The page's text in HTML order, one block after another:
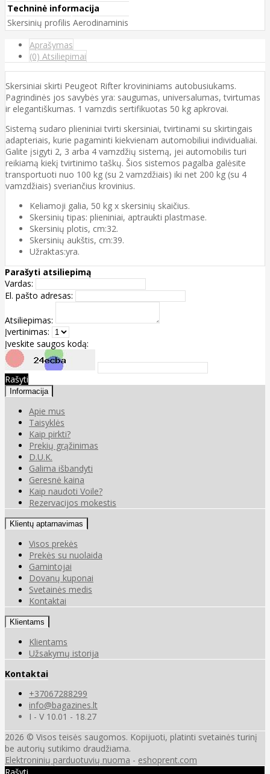
Techninė informacija
Skersinių profilis Aerodinaminis
Aprašymas
(0) Atsiliepimai
Skersiniai skirti Peugeot Rifter krovininiams autobusiukams.
Pagrindinės jos savybės yra: saugumas, universalumas, tvirtumas
ir elegantiškumas. 1 vamzdis sertifikuotas 50 kg apkrovai.
Sistemą sudaro plieniniai tvirti skersiniai, tvirtinami su skirtingais
adapteriais, kurie pagaminti kiekvienam automobiliui individualiai.
Galite įsigyti 2, 3 arba 4 vamzdžių sistemą, jei automobilis turi
reikiamą kiekį tvirtinimo taškų. Šios sistemos pagalba galėsite
transportuoti nuo 100 kg (su 2 vamzdžiais) iki net 200 kg (su 4
vamzdžiais) sveriančius krovinius.
Keliamoji galia, 50 kg x skersinių skaičius.
Skersinių tipas: plieniniai, aptraukti plastmase.
Skersinių plotis, cm:32.
Skersinių aukštis, cm:39.
Užraktas:yra.
Parašyti atsiliepimą
Vardas:
El. pašto adresas:
Atsiliepimas:
Įvertinimas:
Įveskite saugos kodą:
Rašyti
Informacija
Apie mus
Taisyklės
Kaip pirkti?
Prekių grąžinimas
D.U.K.
Galima išbandyti
Geresnė kaina
Kaip naudoti Voile?
Rezervacijos mokestis
Klientų aptarnavimas
Visos prekės
Prekės su nuolaida
Gamintojai
Dovanų kuponai
Svetainės medis
Kontaktai
Klientams
Klientams
Užsakymų istorija
Kontaktai
+37067288299
info@bagazines.lt
I - V 10.01 - 18.27
2026 © Visos teisės saugomos. Kopijuoti, platinti svetainės turinį
be autorių sutikimo draudžiama.
Elektroninių parduotuvių nuoma - eshoprent.com